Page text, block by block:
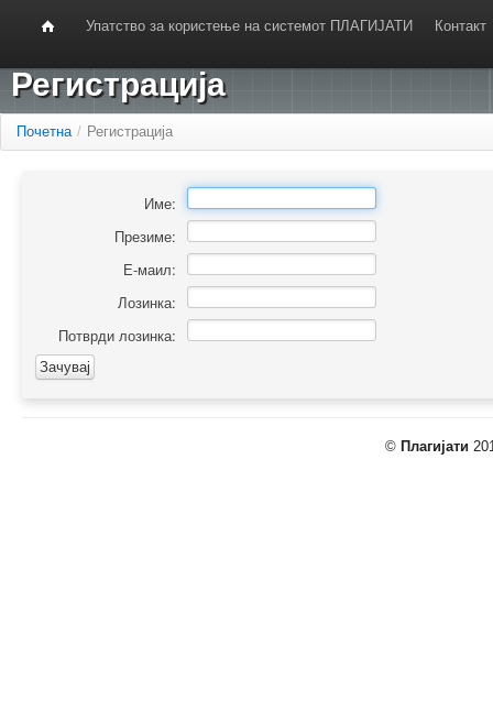
Упатство за користење на системот ПЛАГИЈАТИ Контакт
Регистрација
Почетна / Регистрација
Име:
Презиме:
Е-маил:
Лозинка:
Потврди лозинка:
© Плагијати